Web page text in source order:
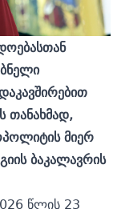
თანახმად,
მიერ
ბაკალავრის
წლის 23